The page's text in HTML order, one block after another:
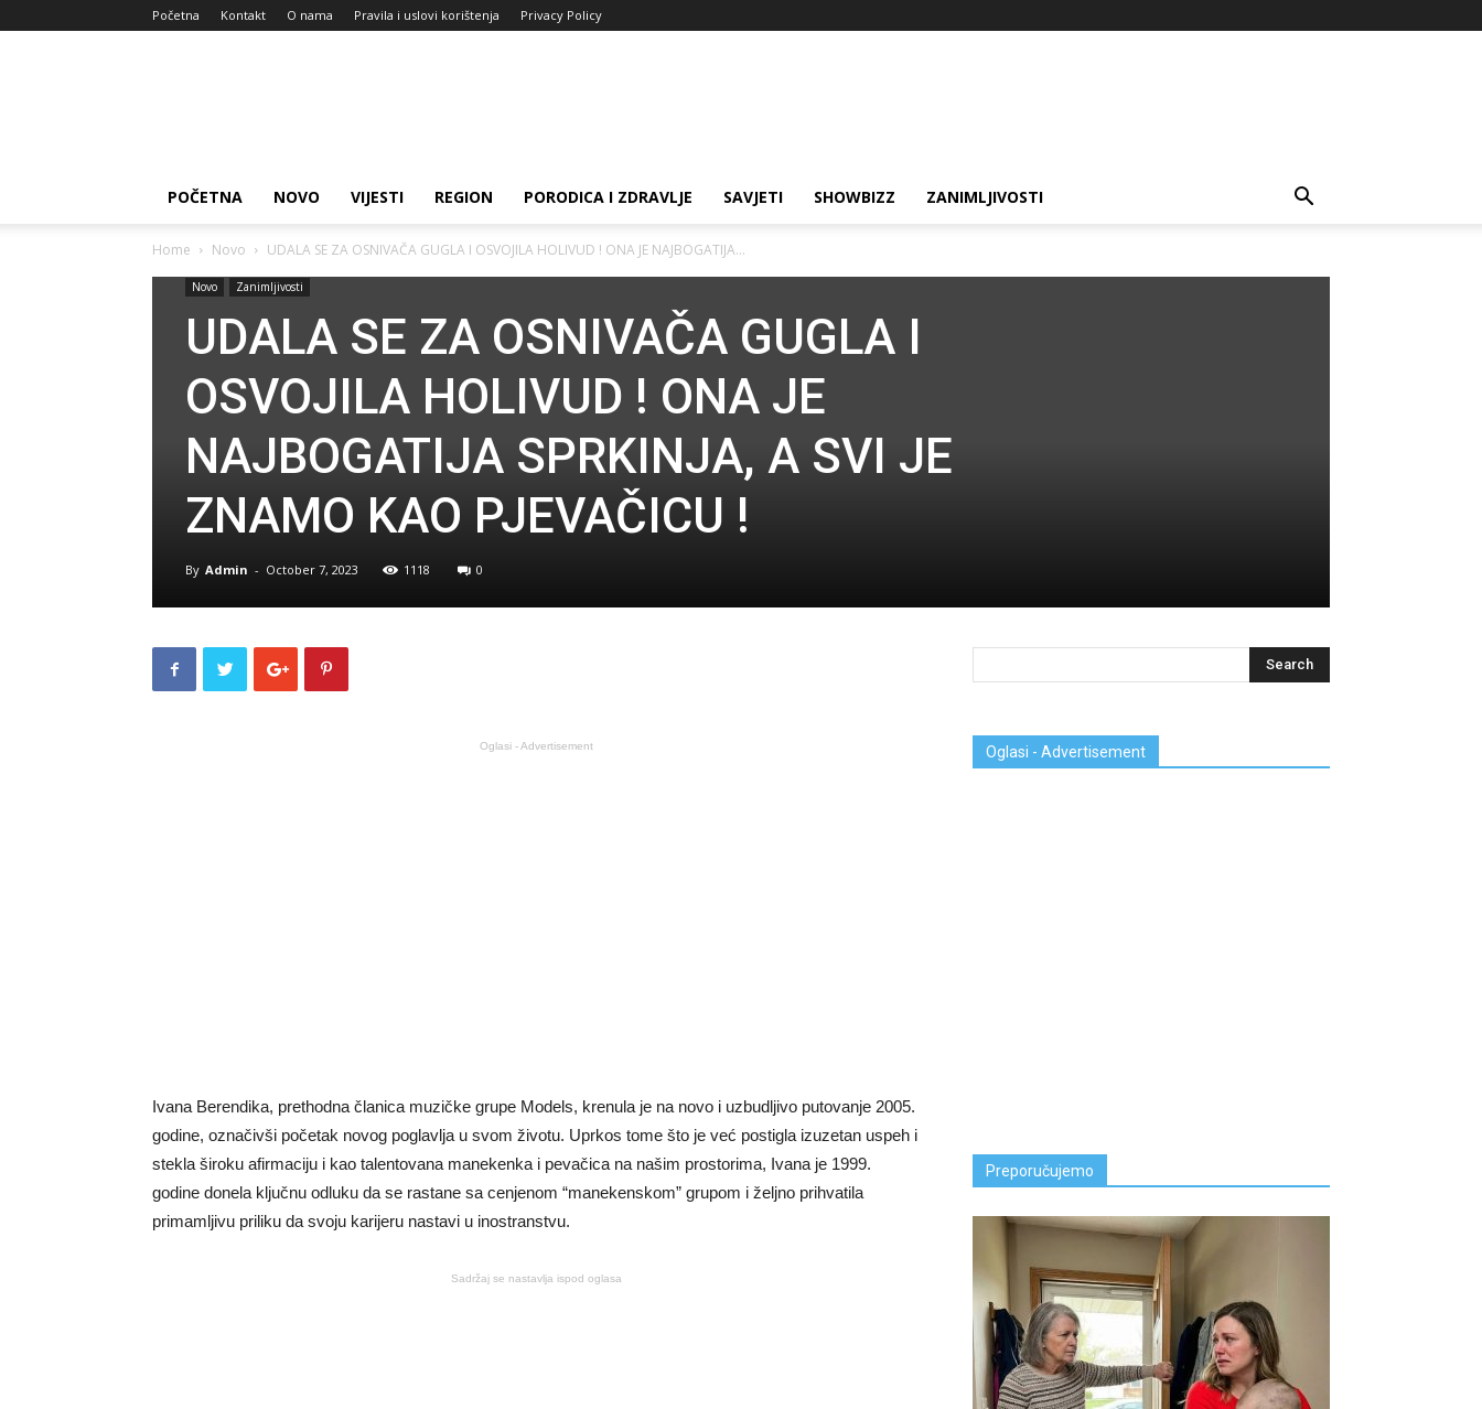
Početna Kontakt O nama Pravila i uslovi korištenja Privacy Policy
POČETNA NOVO VIJESTI REGION PORODICA I ZDRAVLJE SAVJETI SHOWBIZZ ZANIMLJIVOSTI
Home Novo UDALA SE ZA OSNIVAČA GUGLA I OSVOJILA HOLIVUD ! ONA JE NAJBOGATIJA...
Novo Zanimljivosti
UDALA SE ZA OSNIVAČA GUGLA I
OSVOJILA HOLIVUD ! ONA JE
NAJBOGATIJA SPRKINJA, A SVI JE
ZNAMO KAO PJEVAČICU !
By Admin - October 7, 2023 1118 0
Oglasi - Advertisement
Ivana Berendika, prethodna članica muzičke grupe Models, krenula je na novo i uzbudljivo putovanje 2005.
godine, označivši početak novog poglavlja u svom životu. Uprkos tome što je već postigla izuzetan uspeh i
stekla široku afirmaciju i kao talentovana manekenka i pevačica na našim prostorima, Ivana je 1999.
godine donela ključnu odluku da se rastane sa cenjenom “manekenskom” grupom i željno prihvatila
primamljivu priliku da svoju karijeru nastavi u inostranstvu.
Sadržaj se nastavlja ispod oglasa
Oglasi - Advertisement
Preporučujemo